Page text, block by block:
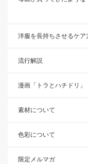
洋服を長持ちさせるケア
流行解説
漫画「トラとハチドリ」
素材について
色彩について
限定メルマガ